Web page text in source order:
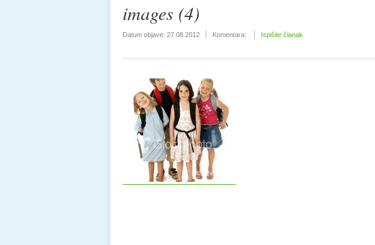
images (4)
Datum objave: 27.08.2012 Komentara: Ispišite članak